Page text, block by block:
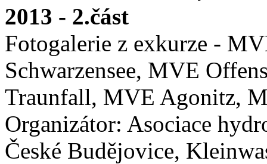
2013 - 2.část
Fotogalerie z exkurze -
Schwarzensee, MVE
Traunfall, MVE Agonitz,
Organizátor: Asociace
České Budějovice,